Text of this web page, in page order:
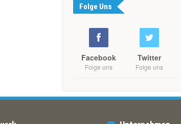
Folge Uns
Facebook
Folge uns
Twitter
Folge uns